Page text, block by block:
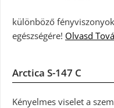
különböző
egészségére! Olvasd
Arctica S-147 C
Kényelmes viselet a